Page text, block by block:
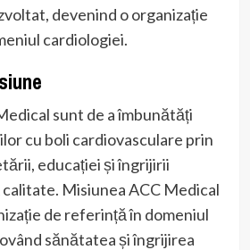
devenind o organizație
cardiologiei.
sunt de a îmbunătăți
cu boli cardiovasculare prin
educației și îngrijirii
Misiunea ACC Medical
de referință în domeniul
sănătatea și îngrijirea